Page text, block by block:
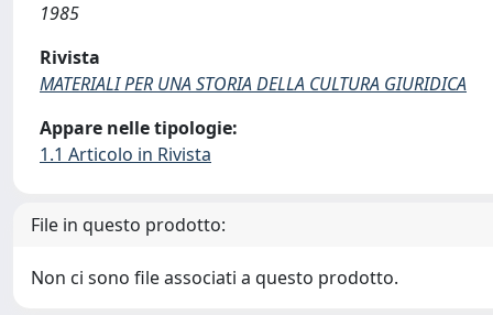
1985
Rivista
MATERIALI PER UNA STORIA DELLA CULTURA GIURIDICA
Appare nelle tipologie:
1.1 Articolo in Rivista
File in questo prodotto:
Non ci sono file associati a questo prodotto.